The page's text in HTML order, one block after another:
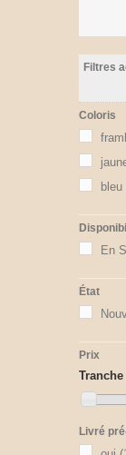
Filtres
Coloris
bleu
En
État
Prix
Tranche
Livré